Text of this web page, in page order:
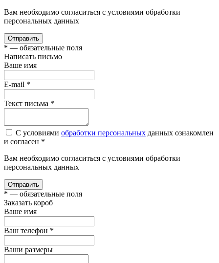
Вам необходимо согласиться с условиями обработки
персональных данных
Отправить
* — обязательные поля
Написать письмо
Ваше имя
E-mail *
Текст письма *
С условиями обработки персональных данных ознакомлен
и согласен *
Вам необходимо согласиться с условиями обработки
персональных данных
Отправить
* — обязательные поля
Заказать короб
Ваше имя
Ваш телефон *
Ваши размеры